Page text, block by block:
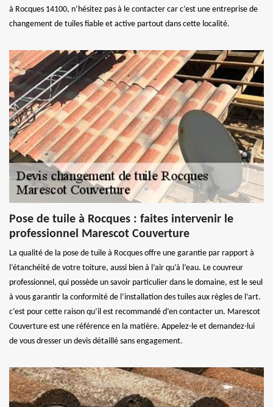
à Rocques 14100, n’hésitez pas à le contacter car c’est une entreprise de
changement de tuiles fiable et active partout dans cette localité.
Pose de tuile à Rocques : faites intervenir le
professionnel Marescot Couverture
La qualité de la pose de tuile à Rocques offre une garantie par rapport à
l’étanchéité de votre toiture, aussi bien à l’air qu’à l’eau. Le couvreur
professionnel, qui possède un savoir particulier dans le domaine, est le seul
à vous garantir la conformité de l’installation des tuiles aux règles de l’art.
c’est pour cette raison qu’il est recommandé d’en contacter un. Marescot
Couverture est une référence en la matière. Appelez-le et demandez-lui
de vous dresser un devis détaillé sans engagement.